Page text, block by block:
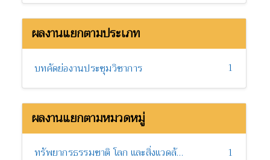
ผลงานแยกตามประเภท
บทคัดย่องานประชุมวิชาการ 1
ผลงานแยกตามหมวดหมู่
ทรัพยากรธรรมชาติ โลก และสิ่งแวดล้อม 1